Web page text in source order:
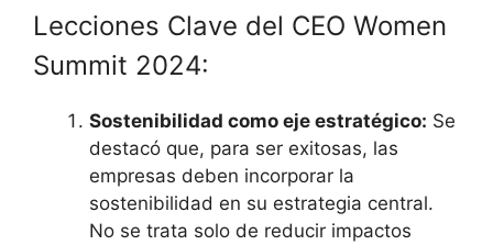
Lecciones Clave del CEO Women
Summit 2024:
Sostenibilidad como eje estratégico: Se
destacó que, para ser exitosas, las
empresas deben incorporar la
sostenibilidad en su estrategia central.
No se trata solo de reducir impactos